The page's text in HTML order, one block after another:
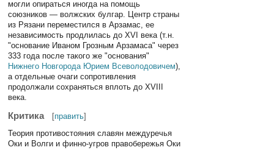
могли опираться иногда на помощь
союзников — волжских булгар. Центр страны
из Рязани переместился в Арзамас, ее
независимость продлилась до XVI века (т.н.
"основание Иваном Грозным Арзамаса" через
333 года после такого же "основания"
Нижнего Новгорода Юрием Всеволодовичем),
а отдельные очаги сопротивления
продолжали сохраняться вплоть до XVIII
века.
Критика [править]
Теория противостояния славян междуречья
Оки и Волги и финно-угров правобережья Оки